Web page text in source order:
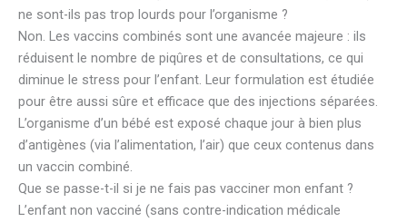
ne sont-ils pas trop lourds pour l’organisme ?
Non. Les vaccins combinés sont une avancée majeure : ils
réduisent le nombre de piqûres et de consultations, ce qui
diminue le stress pour l’enfant. Leur formulation est étudiée
pour être aussi sûre et efficace que des injections séparées.
L’organisme d’un bébé est exposé chaque jour à bien plus
d’antigènes (via l’alimentation, l’air) que ceux contenus dans
un vaccin combiné.
Que se passe-t-il si je ne fais pas vacciner mon enfant ?
L’enfant non vacciné (sans contre-indication médicale